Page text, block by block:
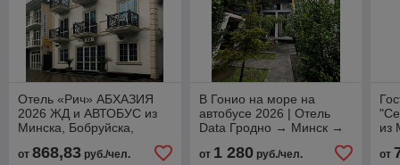
Отель «Рич» АБХАЗИЯ
2026 ЖД и АВТОБУС из
Минска, Бобруйска,
от 868,83 руб./чел.
В Гонио на море на
автобусе 2026 | Отель
Data Гродно → Минск →
Гомель
от 1 280руб./чел.
из
от